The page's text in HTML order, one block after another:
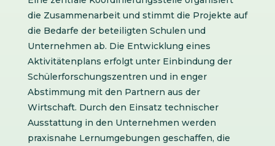
die Zusammenarbeit und stimmt die Projekte auf
die Bedarfe der beteiligten Schulen und
Unternehmen ab. Die Entwicklung eines
Aktivitätenplans erfolgt unter Einbindung der
Schülerforschungszentren und in enger
Abstimmung mit den Partnern aus der
Wirtschaft. Durch den Einsatz technischer
Ausstattung in den Unternehmen werden
praxisnahe Lernumgebungen geschaffen, die